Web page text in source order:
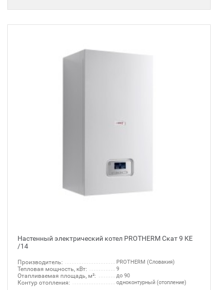
Настенный электрический котел PROTHERM Скат 9 КЕ
/14
Производитель: PROTHERM (Словакия)
Тепловая мощность, кВт: 9
Отапливаемая площадь, м²: до 90
Контур отопления: одноконтурный (отопление)